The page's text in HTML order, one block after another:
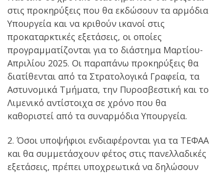
στις προκηρύξεις που θα εκδώσουν τα αρμόδια
Υπουργεία και να κριθούν ικανοί στις
προκαταρκτικές εξετάσεις, οι οποίες
προγραμματίζονται για το διάστημα Μαρτίου-
Απριλίου 2025. Οι παραπάνω προκηρύξεις θα
διατίθενται από τα Στρατολογικά Γραφεία, τα
Αστυνομικά Τμήματα, την Πυροσβεστική και το
Λιμενικό αντίστοιχα σε χρόνο που θα
καθοριστεί από τα συναρμόδια Υπουργεία.
2. Όσοι υποψήφιοι ενδιαφέρονται για τα ΤΕΦΑΑ
και θα συμμετάσχουν φέτος στις πανελλαδικές
εξετάσεις, πρέπει υποχρεωτικά να δηλώσουν